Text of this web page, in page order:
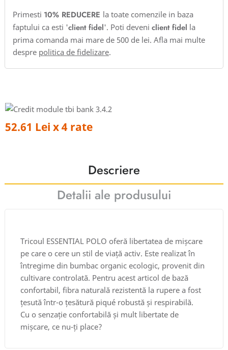
Primesti 10% REDUCERE la toate comenzile in baza
faptului ca esti 'client fidel'. Poti deveni client fidel la
prima comanda mai mare de 500 de lei. Afla mai multe
despre politica de fidelizare.
52.61 Lei x 4 rate
Descriere
Detalii ale produsului
Tricoul ESSENTIAL POLO oferă libertatea de mișcare
pe care o cere un stil de viață activ. Este realizat în
întregime din bumbac organic ecologic, provenit din
cultivare controlată. Pentru acest articol de bază
confortabil, fibra naturală rezistentă la rupere a fost
țesută într-o țesătură piqué robustă și respirabilă.
Cu o senzație confortabilă și mult libertate de
mișcare, ce nu-ți place?